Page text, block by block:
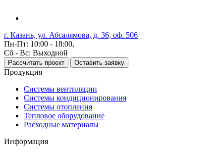
г. Казань, ул. Абсалямова, д. 36, оф. 506
Пн-Пт: 10:00 - 18:00,
Сб - Вс: Выходной
Рассчитать проект Оставить заявку
Продукция
Системы вентиляции
Системы кондиционирования
Системы отопления
Тепловое оборудование
Расходные материалы
Информация